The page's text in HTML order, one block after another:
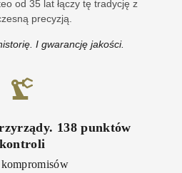
od 35 lat łączy tę tradycję z
precyzją.
I gwarancję jakości.
. 138punktów
kontroli